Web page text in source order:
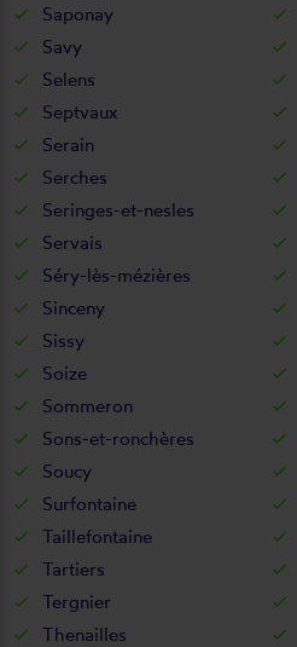
Saponay
Savy
Selens
Septvaux
Serain
Serches
Seringes-et-nesles
Servais
Séry-lès-mézières
Sinceny
Sissy
Soize
Sommeron
Sons-et-ronchères
Soucy
Surfontaine
Taillefontaine
Tartiers
Tergnier
Thenailles